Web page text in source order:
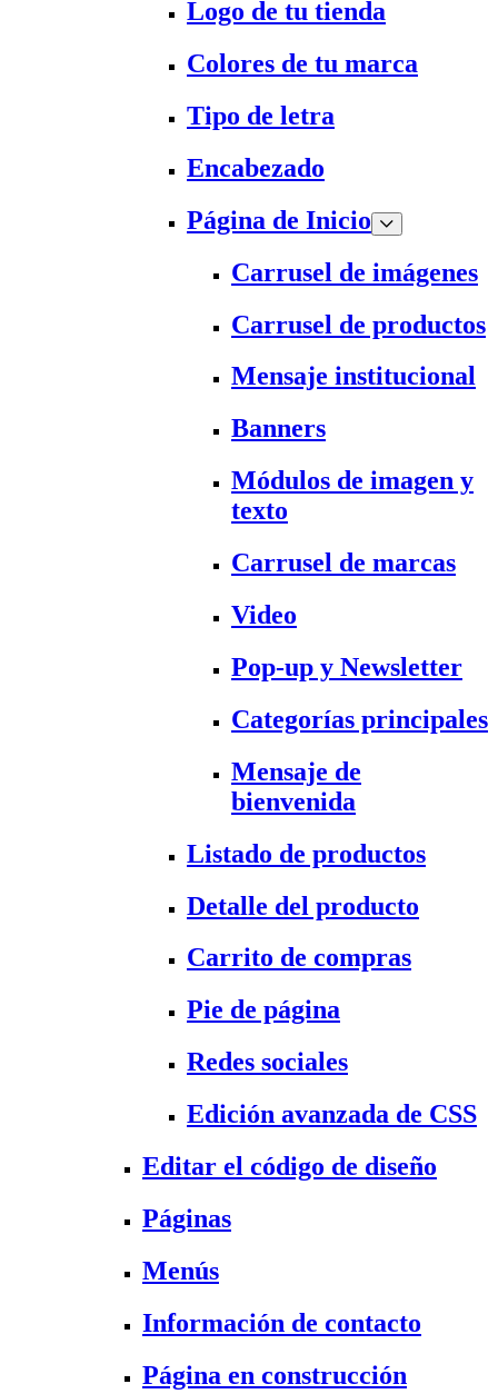
Logo de tu tienda
Colores de tu marca
Tipo de letra
Encabezado
Página de Inicio
Carrusel de imágenes
Carrusel de productos
Mensaje institucional
Banners
Módulos de imagen y
texto
Carrusel de marcas
Video
Pop-up y Newsletter
Categorías principales
Mensaje de
bienvenida
Listado de productos
Detalle del producto
Carrito de compras
Pie de página
Redes sociales
Edición avanzada de CSS
Editar el código de diseño
Páginas
Menús
Información de contacto
Página en construcción